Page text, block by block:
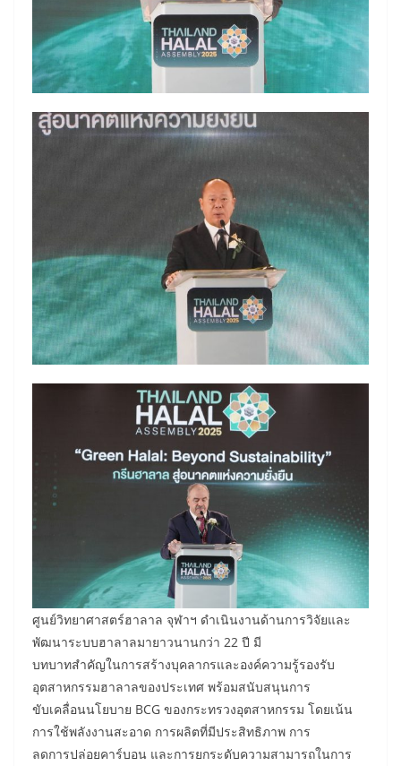
ศูนย์วิทยาศาสตร์ฮาลาล จุฬาฯ ดำเนินงานด้านการวิจัยและ
พัฒนาระบบฮาลาลมายาวนานกว่า 22 ปี มี
บทบาทสำคัญในการสร้างบุคลากรและองค์ความรู้รองรับ
อุตสาหกรรมฮาลาลของประเทศ พร้อมสนับสนุนการ
ขับเคลื่อนนโยบาย BCG ของกระทรวงอุตสาหกรรม โดยเน้น
การใช้พลังงานสะอาด การผลิตที่มีประสิทธิภาพ การ
ลดการปล่อยคาร์บอน และการยกระดับความสามารถในการ